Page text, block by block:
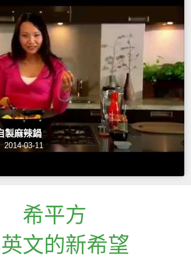
製麻辣鍋
2014-03-11
希平方
文的新希望